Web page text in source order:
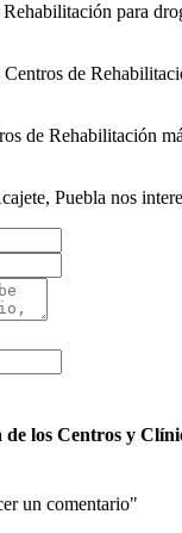
para
de
de Rehabilitación
Puebla nos
de los Centros y
un comentario"